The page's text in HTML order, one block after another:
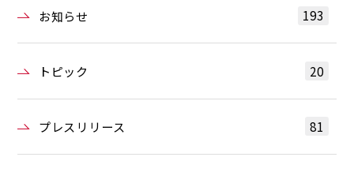
お知らせ 193
トピック 20
プレスリリース 81